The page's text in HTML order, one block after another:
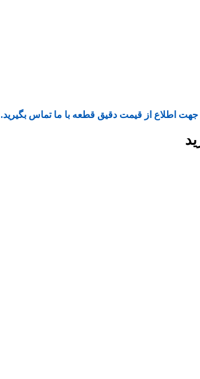
جهت اطلاع از قیمت دقیق قطعه با ما تماس بگیرید.